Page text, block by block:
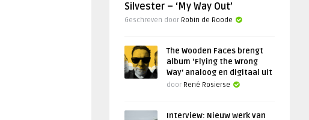
Silvester – ‘My Way Out’
Geschreven door Robin de Roode
The Wooden Faces brengt
album ‘Flying the Wrong
Way’ analoog en digitaal uit
door René Rosierse
Interview: Nieuw werk van